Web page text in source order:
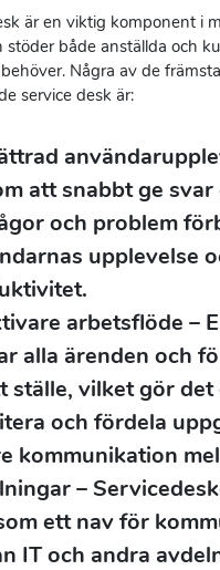
är en viktig komponent i
stöder både anställda och
Några av de
service desk är:
att snabbt ge
och problem
upplevelse
arbetsflöde –
alla ärenden och
ställe, vilket gör
och fördela
kommunikation
–
ett nav för
IT och andra